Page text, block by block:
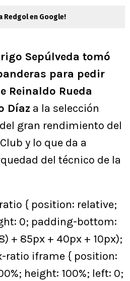
Redgol en Google!
Sepúlveda tomó
para pedir
Reinaldo Rueda
Díaz a la selección
gran rendimiento del
y lo que da a
del técnico de la
{ position: relative;
0; padding-bottom:
+ 85px + 40px + 10px);
ratio iframe { position:
height: 100%; left: 0;